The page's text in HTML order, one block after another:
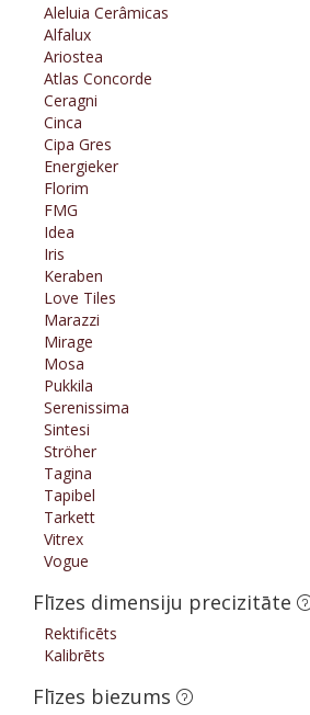
Aleluia Cerâmicas
Alfalux
Ariostea
Atlas Concorde
Ceragni
Cinca
Cipa Gres
Energieker
Florim
FMG
Idea
Iris
Keraben
Love Tiles
Marazzi
Mirage
Mosa
Pukkila
Serenissima
Sintesi
Ströher
Tagina
Tapibel
Tarkett
Vitrex
Vogue
Flīzes dimensiju precizitāte
Rektificēts
Kalibrēts
Flīzes biezums